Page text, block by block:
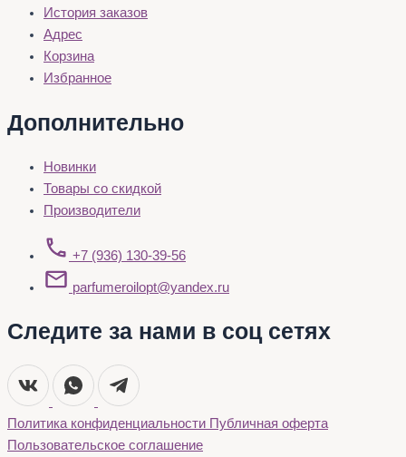
История заказов
Адрес
Корзина
Избранное
Дополнительно
Новинки
Товары со скидкой
Производители
+7 (936) 130-39-56
parfumeroilopt@yandex.ru
Следите за нами в соц сетях
Политика конфиденциальности Публичная оферта
Пользовательское соглашение